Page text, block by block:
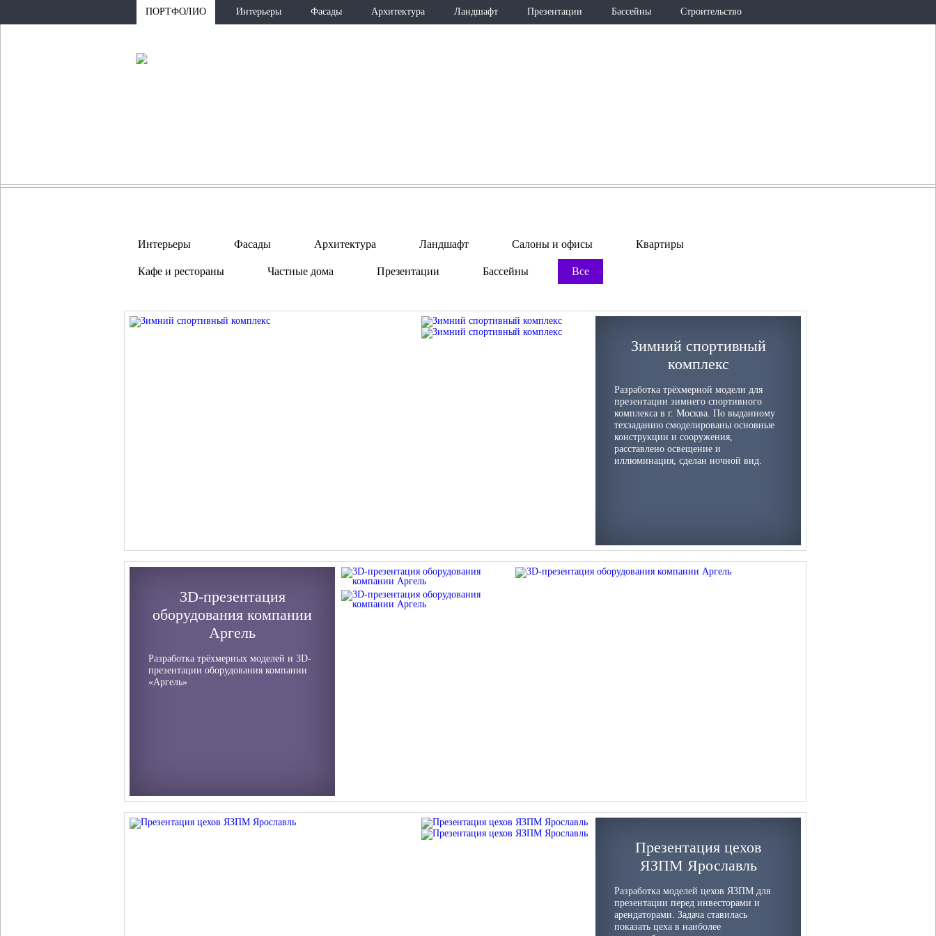
ПОРТФОЛИО Интерьеры Фасады Архитектура Ландшафт Презентации Бассейны Строительство
Интерьеры Фасады Архитектура Ландшафт Салоны и офисы Квартиры
Кафе и рестораны Частные дома Презентации Бассейны Все
Зимний спортивный
комплекс
Разработка трёхмерной модели для
презентации зимнего спортивного
комплекса в г. Москва. По выданному
техзаданию смоделированы основные
конструкции и сооружения,
расставлено освещение и
иллюминация, сделан ночной вид.
3D-презентация
оборудования компании
Аргель
Разработка трёхмерных моделей и 3D-
презентации оборудования компании
«Аргель»
Презентация цехов
ЯЗПМ Ярославль
Разработка моделей цехов ЯЗПМ для
презентации перед инвесторами и
арендаторами. Задача ставилась
показать цеха в наиболее